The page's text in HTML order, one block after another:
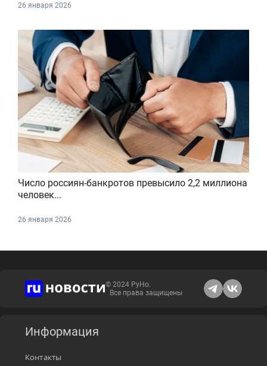
26 января 2026
Число россиян-банкротов превысило 2,2 миллиона
человек...
26 января 2026
© 2024 РуНо.
Все права защищены
Информация
Контакты